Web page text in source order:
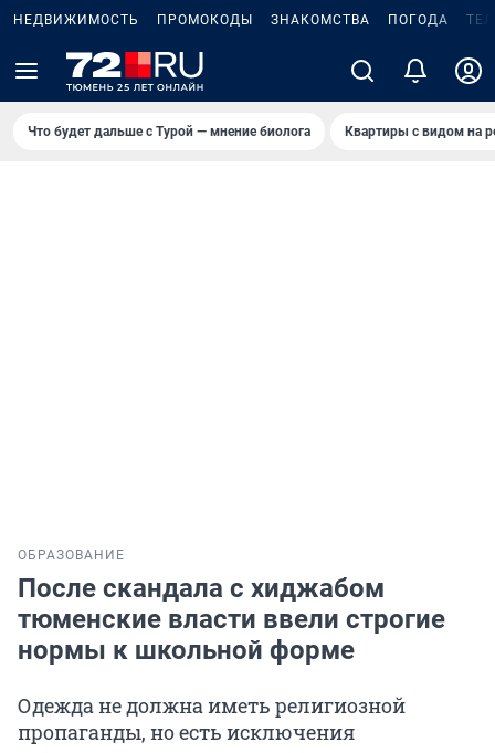
НЕДВИЖИМОСТЬ ПРОМОКОДЫ ЗНАКОМСТВА ПОГОДА
Что будет дальше с Турой — мнение биолога Квартиры с видом на
ОБРАЗОВАНИЕ
После скандала с хиджабом
тюменские власти ввели строгие
нормы к школьной форме
Одежда не должна иметь религиозной
пропаганды, но есть исключения